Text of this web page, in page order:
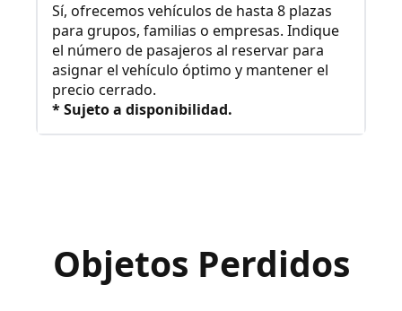
Sí, ofrecemos vehículos de hasta 8 plazas
para grupos, familias o empresas. Indique
el número de pasajeros al reservar para
asignar el vehículo óptimo y mantener el
precio cerrado.
* Sujeto a disponibilidad.
Objetos Perdidos